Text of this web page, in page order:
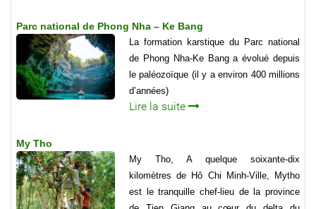
Parc national de Phong Nha – Ke Bang
La formation karstique du Parc national
de Phong Nha-Ke Bang a évolué depuis
le paléozoïque (il y a environ 400 millions
d’années)
Lire la suite
My Tho
My Tho, A quelque soixante-dix
kilomètres de Hô Chi Minh-Ville, Mytho
est le tranquille chef-lieu de la province